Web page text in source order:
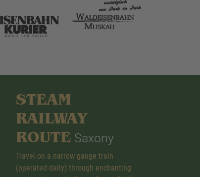
STEAM
RAILWAY
ROUTE Saxony
Travel on a narrow gauge train
(operated daily) through enchanting